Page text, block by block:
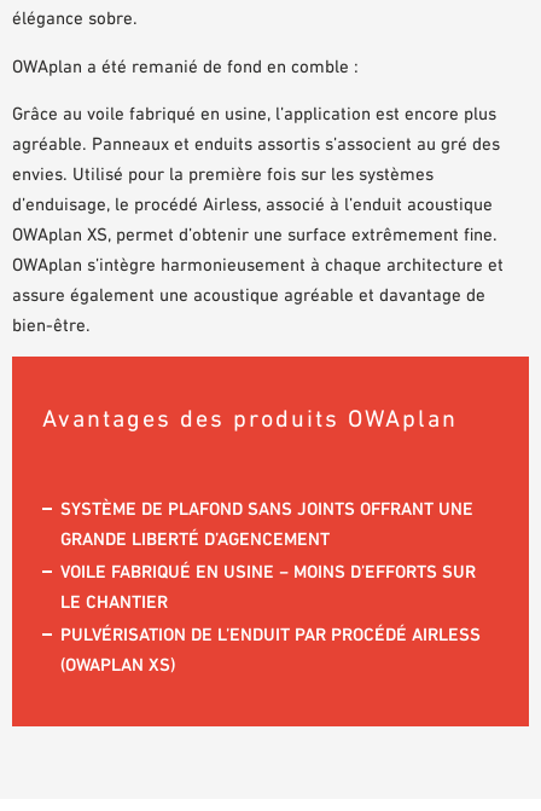
élégance sobre.
OWAplan a été remanié de fond en comble :
Grâce au voile fabriqué en usine, l’application est encore plus
agréable. Panneaux et enduits assortis s’associent au gré des
envies. Utilisé pour la première fois sur les systèmes
d’enduisage, le procédé Airless, associé à l’enduit acoustique
OWAplan XS, permet d’obtenir une surface extrêmement fine.
OWAplan s’intègre harmonieusement à chaque architecture et
assure également une acoustique agréable et davantage de
bien-être.
Avantages des produits OWAplan
SYSTÈME DE PLAFOND SANS JOINTS OFFRANT UNE
GRANDE LIBERTÉ D’AGENCEMENT
VOILE FABRIQUÉ EN USINE − MOINS D’EFFORTS SUR
LE CHANTIER
PULVÉRISATION DE L’ENDUIT PAR PROCÉDÉ AIRLESS
(OWAPLAN XS)